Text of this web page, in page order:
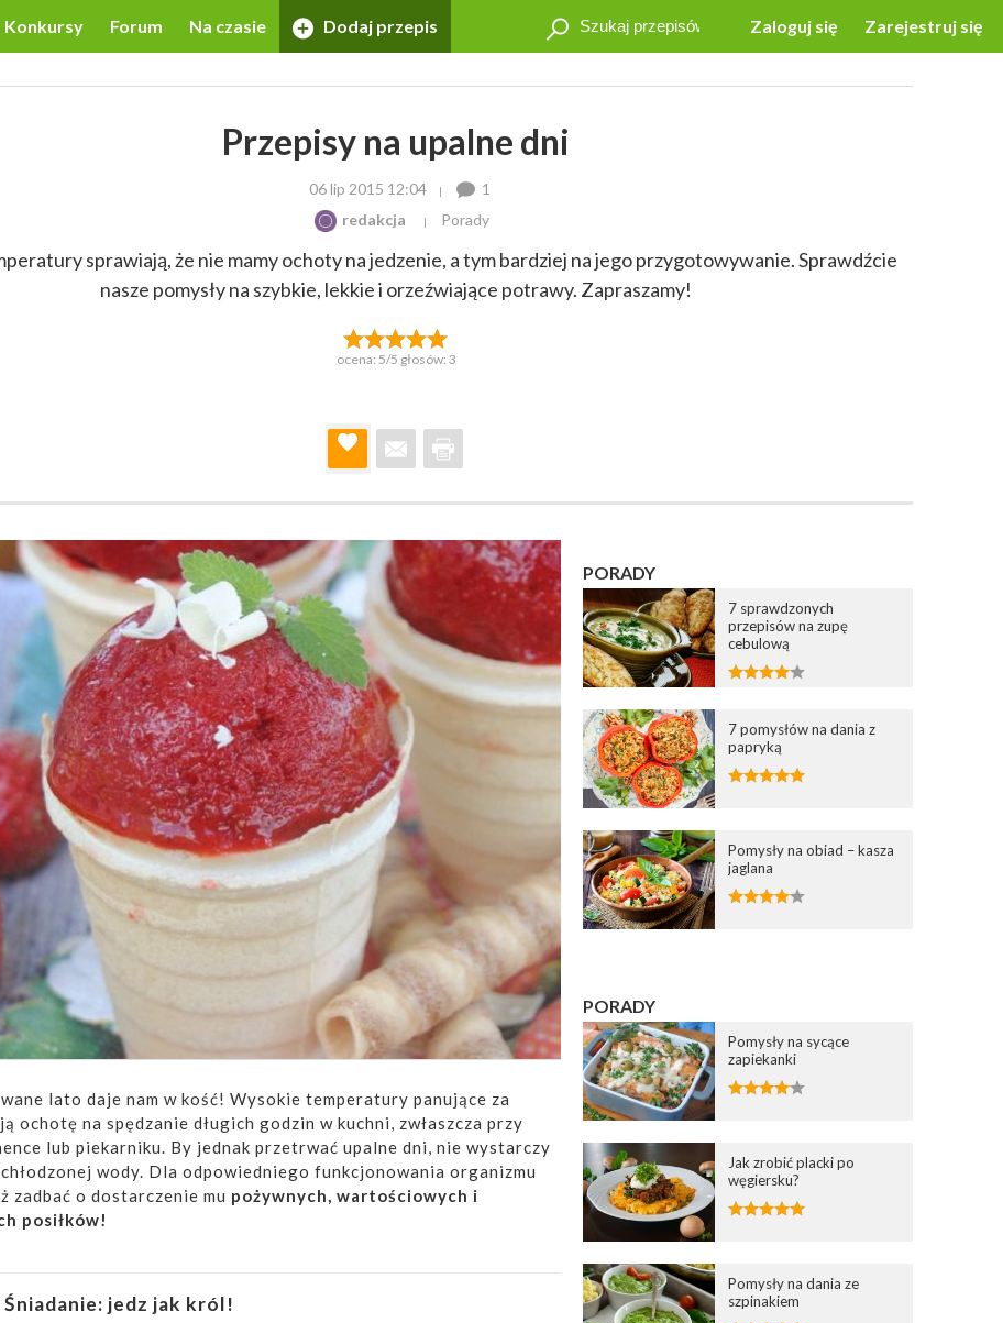
Zaloguj się Zarejestruj się
Konkursy Forum Na czasie Dodaj przepis
Przepisy na upalne dni
06 lip 2015 12:04
1
redakcja
Porady
sprawiają, że nie mamy ochoty na jedzenie, a tym bardziej na jego przygotowywanie. Sprawdźcie
nasze pomysły na szybkie, lekkie i orzeźwiające potrawy. Zapraszamy!
ocena: 5/5 głosów: 3
lato daje nam w kość! Wysokie temperatury panujące za
ochotę na spędzanie długich godzin w kuchni, zwłaszcza przy
lub piekarniku. By jednak przetrwać upalne dni, nie wystarczy
wody. Dla odpowiedniego funkcjonowania organizmu
zadbać o dostarczenie mu pożywnych, wartościowych i
posiłków!
Śniadanie: jedz jak król!
PORADY
7 sprawdzonych
przepisów na zupę
cebulową
7 pomysłów na dania z
papryką
Pomysły na obiad – kasza
jaglana
PORADY
Pomysły na sycące
zapiekanki
Jak zrobić placki po
węgiersku?
Pomysły na dania ze
szpinakiem